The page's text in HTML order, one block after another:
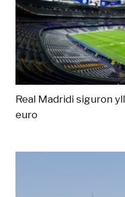
Real Madridi siguron
euro